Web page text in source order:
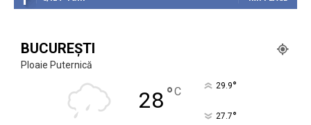
BUCUREȘTI
Ploaie Puternică
28°C 29.9°
27.7°